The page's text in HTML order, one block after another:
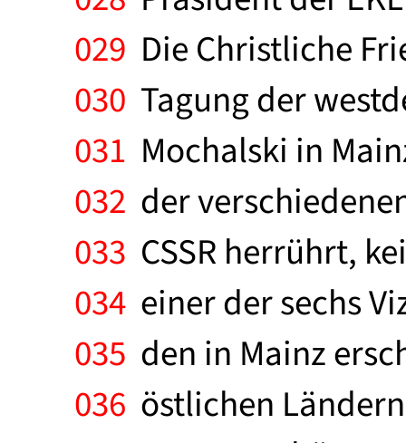
029 Die Christliche
030 Tagung der
031 Mochalski in
032 der
033 CSSR herrührt,
034 einer der sechs
035 den in Mainz
036 östlichen